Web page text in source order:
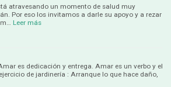
atravesando un momento de salud muy
Por eso los invitamos a darle su apoyo y a rezar
Leer más
es dedicación y entrega. Amar es un verbo y el
de jardinería : Arranque lo que hace daño,